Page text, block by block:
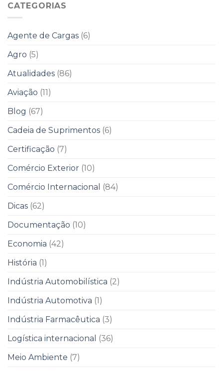
CATEGORIAS
Agente de Cargas (6)
Agro (5)
Atualidades (86)
Aviação (11)
Blog (67)
Cadeia de Suprimentos (6)
Certificação (7)
Comércio Exterior (10)
Comércio Internacional
(84)
Dicas (62)
Documentação (10)
Economia (42)
História (1)
Indústria Automobilística (2)
Indústria Automotiva (1)
Indústria Farmacêutica (3)
Logística internacional
(36)
Meio Ambiente (7)